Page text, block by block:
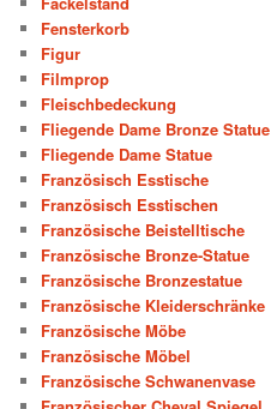
Fensterkorb
Figur
Filmprop
Fleischbedeckung
Fliegende Dame Bronze Statue
Fliegende Dame Statue
Französisch Esstische
Französisch Esstischen
Französische Beistelltische
Französische Bronze-Statue
Französische Bronzestatue
Französische Kleiderschränke
Französische Möbe
Französische Möbel
Französische Schwanenvase